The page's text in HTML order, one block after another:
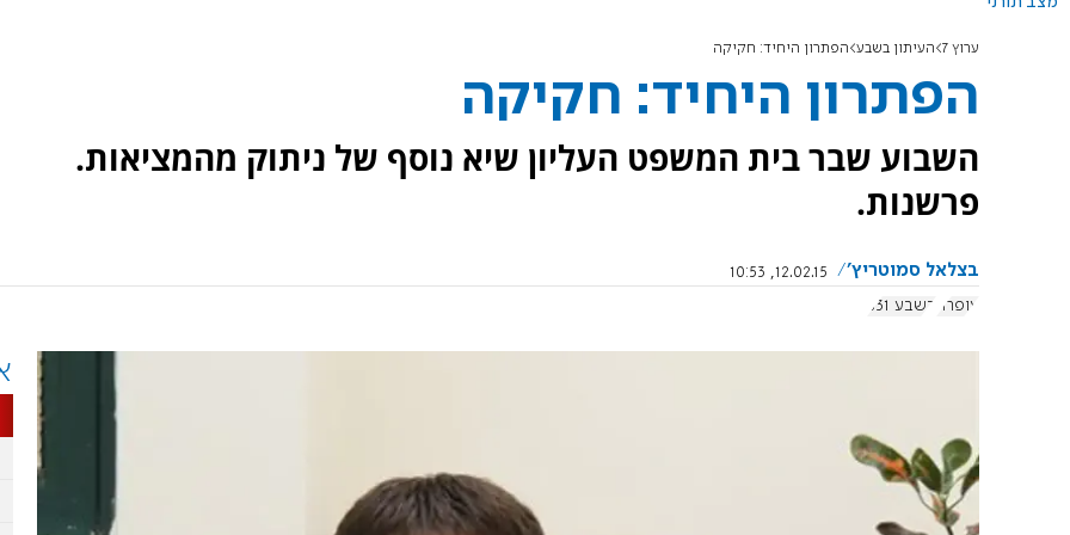
ערוץ 7 העיתון בשבע הפתרון היחיד: חקיקה
הפתרון היחיד: חקיקה
השבוע שבר בית המשפט העליון שיא נוסף של ניתוק מהמציאות.
פרשנות.
בצלאל סמוטריץ'
12.02.15, 10:53
עופרה
בשבע 631